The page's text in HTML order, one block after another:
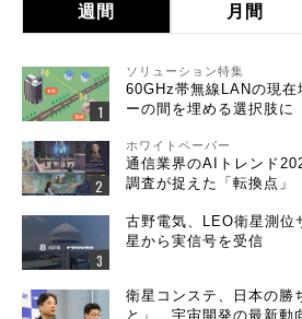
週間 月間
ソリューション特集
60GHz帯無線LANの現
ーの間を埋める選択肢に
ホワイトペーパー
通信業界のAIトレンド
調査が捉えた「転換点」
古野電気、LEO衛星測
星から実信号を受信
衛星コンステ、日本の勝
と」 宇宙開発の最新動